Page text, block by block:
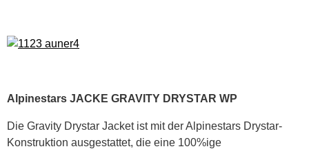
Alpinestars JACKE GRAVITY DRYSTAR WP
Die Gravity Drystar Jacket ist mit der Alpinestars Drystar-
Konstruktion ausgestattet, die eine 100%ige